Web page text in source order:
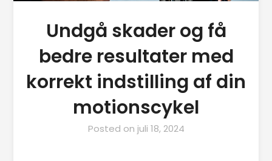
Undgå skader og få
bedre resultater med
korrekt indstilling af din
motionscykel
Posted on juli 18, 2024